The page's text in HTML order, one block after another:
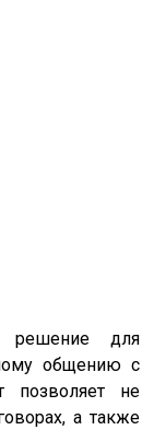
для
общению с
позволяет не
а также